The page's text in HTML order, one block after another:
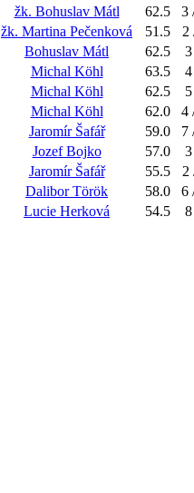
žk. Bohuslav Mátl 62.5
3
žk. Martina Pečenková 51.5
2
Bohuslav Mátl 62.5
Michal Köhl 63.5
Michal Köhl 62.5
Michal Köhl 62.0
4
Jaromír Šafář 59.0
7
Jozef Bojko 57.0
Jaromír Šafář 55.5
2
Dalibor Török 58.0
6
Lucie Herková 54.5